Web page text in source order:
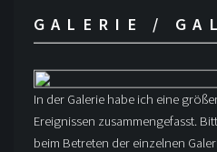
GALERIE /
In der Galerie habe ich eine
Ereignissen zusammengefasst.
beim Betreten der einzelnen